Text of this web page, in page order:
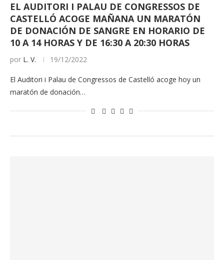
EL AUDITORI I PALAU DE CONGRESSOS DE
CASTELLÓ ACOGE MAÑANA UN MARATÓN
DE DONACIÓN DE SANGRE EN HORARIO DE
10 A 14 HORAS Y DE 16:30 A 20:30 HORAS
por L. V. 19/12/2022
El Auditori i Palau de Congressos de Castelló acoge hoy un
maratón de donación…